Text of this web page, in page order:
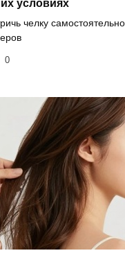
условиях
челку
0